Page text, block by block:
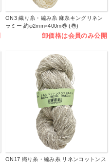
ON3 織り糸・編み糸 麻糸キングリネン
ラミー 約φ2mm×400m巻 (巻)
卸価格は会員のみ公開
ON17 織り糸・編み糸 リネンコットンス